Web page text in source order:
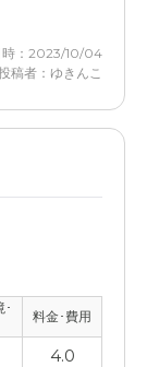
ストさん
した雰囲気
いた。清潔
ていて快適
時：2023/10/04
稿者：ゆきんこ
･
料金･費用
4.0